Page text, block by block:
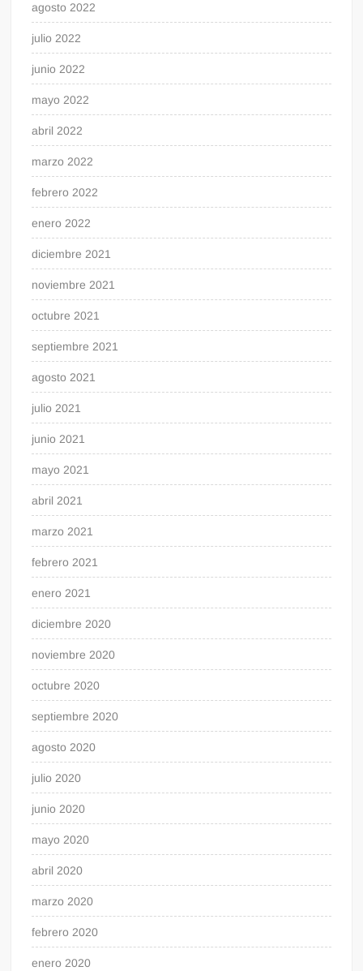
agosto 2022
julio 2022
junio 2022
mayo 2022
abril 2022
marzo 2022
febrero 2022
enero 2022
diciembre 2021
noviembre 2021
octubre 2021
septiembre 2021
agosto 2021
julio 2021
junio 2021
mayo 2021
abril 2021
marzo 2021
febrero 2021
enero 2021
diciembre 2020
noviembre 2020
octubre 2020
septiembre 2020
agosto 2020
julio 2020
junio 2020
mayo 2020
abril 2020
marzo 2020
febrero 2020
enero 2020